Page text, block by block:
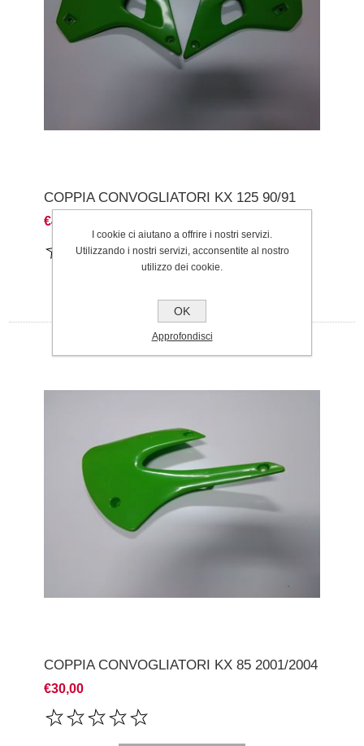
COPPIA CONVOGLIATORI KX 125 90/91
€45,00
COPPIA CONVOGLIATORI KX 85 2001/2004
€30,00
I cookie ci aiutano a offrire i nostri servizi.
Utilizzando i nostri servizi, acconsentite al nostro
utilizzo dei cookie.
OK
Approfondisci